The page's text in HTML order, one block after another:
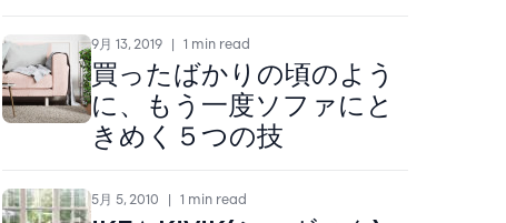
9月 13, 2019 1 min read
買ったばかりの頃のよう
に、もう一度ソファにと
きめく５つの技
5月 5, 2010 | 1 min read